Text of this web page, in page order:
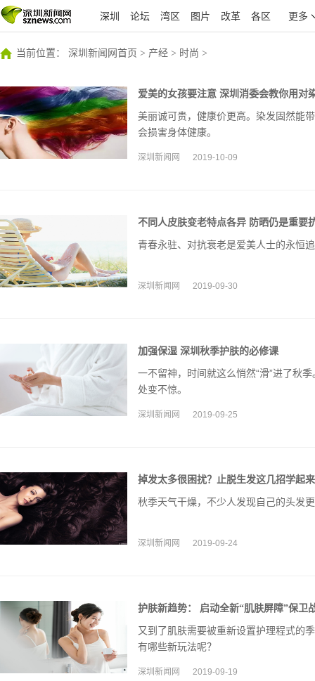
深圳 论坛 湾区 图片 改革 各区 更多
当前位置： 深圳新闻网首页 > 产经 > 时尚 >
爱美的女孩要注意 深圳消委会教你用对
美丽诚可贵，健康价更高。染发固然能
会损害身体健康。
深圳新闻网 2019-10-09
不同人皮肤变老特点各异 防晒仍是重要
青春永驻、对抗衰老是爱美人士的永恒
深圳新闻网 2019-09-30
加强保湿 深圳秋季护肤的必修课
一不留神，时间就这么悄然“滑”进了秋
处变不惊。
深圳新闻网 2019-09-25
掉发太多很困扰？止脱生发这几招学起来
秋季天气干燥，不少人发现自己的头发
深圳新闻网 2019-09-24
护肤新趋势： 启动全新“肌肤屏障”保卫
又到了肌肤需要被重新设置护理程式的
有哪些新玩法呢？
深圳新闻网 2019-09-19